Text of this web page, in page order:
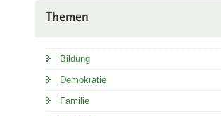
Themen
Bildung
Demokratie
Familie